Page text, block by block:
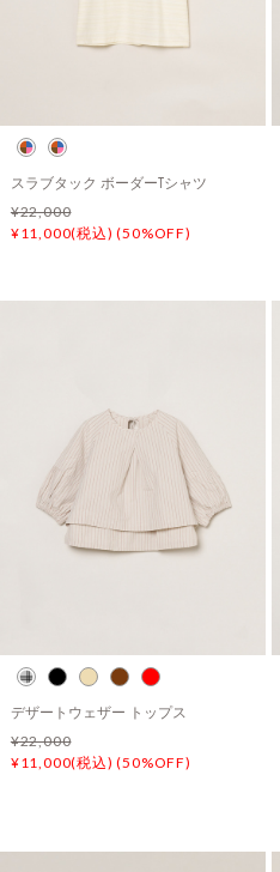
スラブタック ボーダーTシャツ
¥22,000
¥11,000(税込) (50%OFF)
デザートウェザー トップス
¥22,000
¥11,000(税込) (50%OFF)